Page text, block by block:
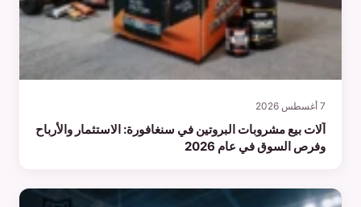
7 أغسطس 2026
آلات بيع مشروبات البروتين في سنغافورة: الاستثمار والأرباح
وفرص السوق في عام 2026